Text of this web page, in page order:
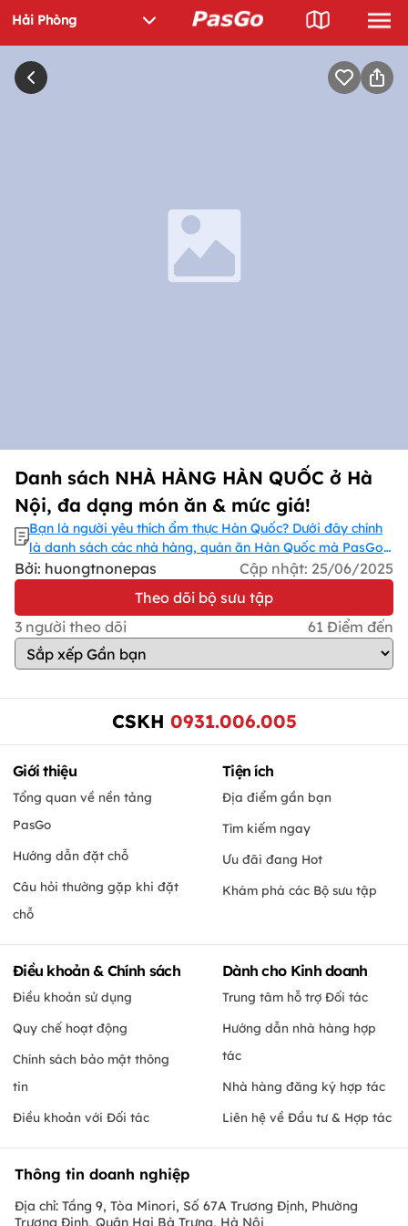
Danh sách NHÀ HÀNG HÀN QUỐC ở Hà
Nội, đa dạng món ăn & mức giá!
Bạn là người yêu thích ẩm thực Hàn Quốc? Dưới đây chính
là danh sách các nhà hàng, quán ăn Hàn Quốc mà PasGo
lựa chọn để dành cho bạn. Với đa dạng món ăn từ truyền
các món lẩu. Hãy khám phá cùng PasGo ngay nhé!
Bởi: huongtnonepas Cập nhật: 25/06/2025
Theo dõi bộ sưu tập
3 người theo dõi 61 Điểm đến
CSKH 0931.006.005
Giới thiệu
Tổng quan về nền tảng
PasGo
Hướng dẫn đặt chỗ
Câu hỏi thường gặp khi đặt
chỗ
Tiện ích
Địa điểm gần bạn
Tìm kiếm ngay
Ưu đãi đang Hot
Khám phá các Bộ sưu tập
Điều khoản & Chính sách
Điều khoản sử dụng
Quy chế hoạt động
Chính sách bảo mật thông
tin
Điều khoản với Đối tác
Dành cho Kinh doanh
Trung tâm hỗ trợ Đối tác
Hướng dẫn nhà hàng hợp
tác
Nhà hàng đăng ký hợp tác
Liên hệ về Đầu tư & Hợp tác
Thông tin doanh nghiệp
Địa chỉ: Tầng 9, Tòa Minori, Số 67A Trương Định, Phường
Trương Định, Quận Hai Bà Trưng, Hà Nội